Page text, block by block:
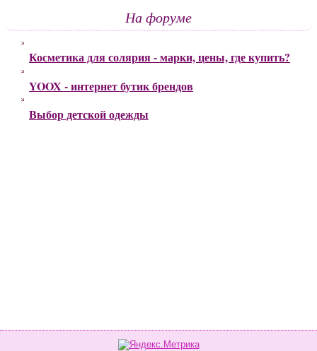
На форуме
Косметика для солярия - марки, цены, где купить?
YOOX - интернет бутик брендов
Выбор детской одежды